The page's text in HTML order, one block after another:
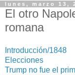
lunes, marzo 13,
El otro
romana
Introducción/1848
Elecciones
Trump no fue el